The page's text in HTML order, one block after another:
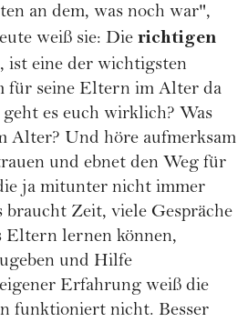
an dem, was noch war",
weiß sie: Die richtigen
, ist eine der wichtigsten
für seine Eltern im Alter da
es euch wirklich? Was
Alter? Und höre aufmerksam
und ebnet den Weg für
ja mitunter nicht immer
braucht Zeit, viele Gespräche
Eltern lernen können,
und Hilfe
Erfahrung weiß die
funktioniert nicht. Besser